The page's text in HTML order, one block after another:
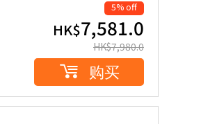
5% off
HK$7,581.0
HK$7,980.0
购买